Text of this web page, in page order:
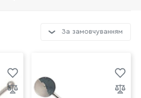
За замовчуванням